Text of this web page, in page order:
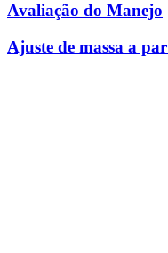
Avaliação do Manejo
Ajuste de massa a